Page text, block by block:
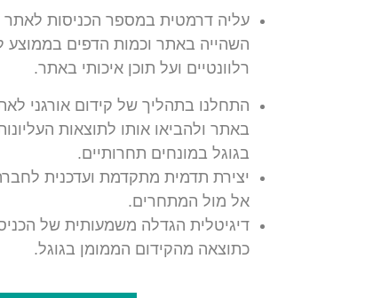
עליה דרמטית במספר הכניסות לאתר
השהייה באתר וכמות הדפים בממוצע
רלוונטיים ועל תוכן איכותי באתר.
התחלנו בתהליך של קידום אורגני
באתר ולהביאו אותו לתוצאות
בגוגל במונחים תחרותיים.
יצירת תדמית מתקדמת ועדכנית
אל מול המתחרים.
דיגיטלית הגדלה משמעותית של
כתוצאה מהקידום הממומן בגוגל.